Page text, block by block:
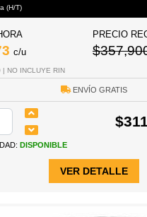
(H/T)
c/u
PRECIO
| NO INCLUYE RIN
ENVÍO GRATIS
DISPONIBLE
VER DETALLE